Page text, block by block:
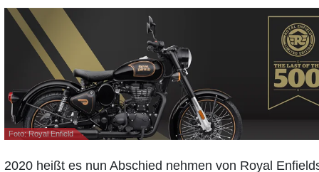
Foto: Royal Enfield
2020 heißt es nun Abschied nehmen von Royal